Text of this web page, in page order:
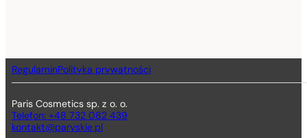
RegulaminPolityka prywatności
Paris Cosmetics sp. z o. o.
Telefon: +48 732 082 439
kontakt@paryskie.pl